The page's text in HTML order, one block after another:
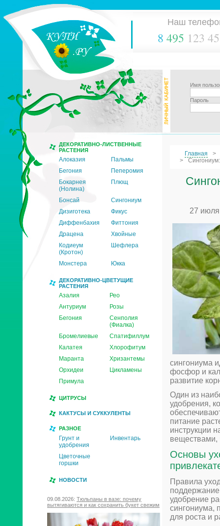
Наш
8 495 123
Имя
Пароль
ДЕКОРАТИВНО-ЛИСТВЕННЫЕ
РАСТЕНИЯ
Алоказия
Пальмы
Бегония
Пеперомия
Бокарнея
(Нолина)
Плющ
Бонсай
Сингониум
Дизиготека
Фикус
Диффенбахия
Фиттония
Драцена
Хвойные
Кодиеум
(Кротон)
Шефлера
Монстера Юкка
ДЕКОРАТИВНО-ЦВЕТУЩИЕ
РАСТЕНИЯ
Азалия
Рео
Антуриум
Розы
Бегония
Сенполия
(Фиалка)
Бромелиевые
Спатифиллум
Калатея
Хлорофитум
Маранта
Хризантемы
Орхидеи
Цикламены
Примула
ЦИТРУСЫ
КАКТУСЫ И СУККУЛЕНТЫ
РАЗНОЕ
Грунт и
удобрения
Инвентарь
Цветочные
горшки
НОВОСТИ
09.08.2026: Тюльпаны в вазе: почему
вытягиваются и как сохранить букет свежим
Главная
27
сингониума
фосфор и
развитие
Один из
удобрения,
питание
инструкции
веществами,
Основы
Правила
удобрение
сингониума,
для роста и